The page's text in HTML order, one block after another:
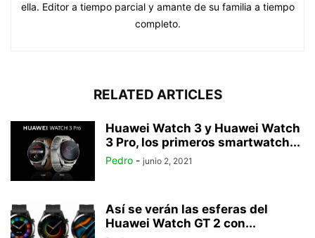
ella. Editor a tiempo parcial y amante de su familia a tiempo
completo.
RELATED ARTICLES
Huawei Watch 3 y Huawei Watch
3 Pro, los primeros smartwatch...
Pedro - junio 2, 2021
Así se verán las esferas del
Huawei Watch GT 2 con...